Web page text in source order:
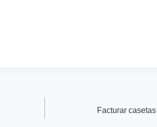
Facturar